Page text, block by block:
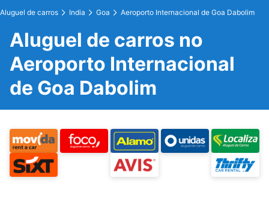
Aluguel de carros India Goa Aeroporto Internacional de Goa Dabolim
Aluguel de carros no
Aeroporto Internacional
de Goa Dabolim